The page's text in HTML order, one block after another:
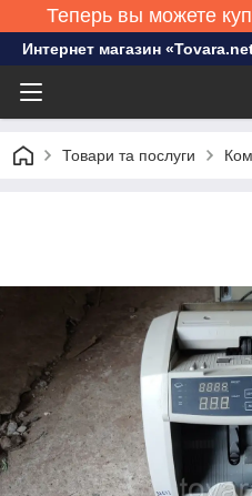
Теперь вы можете
Интернет магазин
Товари та послуги